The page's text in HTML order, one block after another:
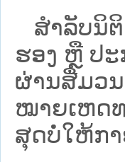
ສໍາລັບນິຕິ
ຮອງ ຫຼື ປະ
ຜ່ານສື່ມວ
ໝາຍ​ເຫດ​
ສຸດບໍ່ໃຫ້ກ